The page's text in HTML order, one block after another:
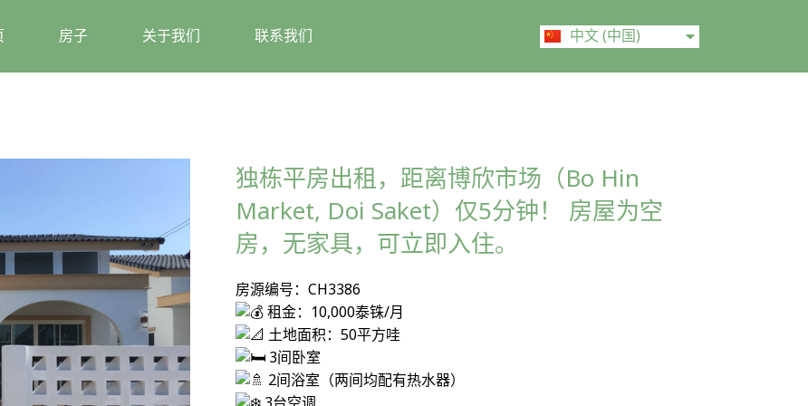
房子 关于我们 联系我们 中文 (中国)
English
独栋平房出租，距离博欣市场（Bo Hin
Market, Doi Saket）仅5分钟！ 房屋为空
房，无家具，可立即入住。
房源编号：CH3386
租金：10,000泰铢/月
土地面积：50平方哇
3间卧室
2间浴室（两间均配有热水器）